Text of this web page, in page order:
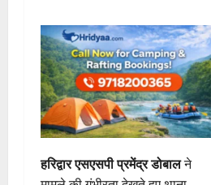
हरिद्वार एसएसपी प्रमेंद्र डोबालने